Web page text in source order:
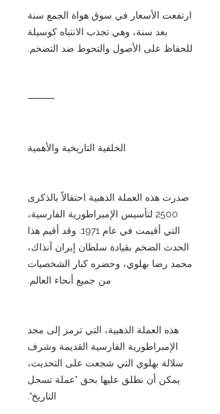
ارتفعت الأسعار في سوق هواة الجمع سنة
بعد سنة، وهي تجذب الانتباه كوسيلة
للحفاظ على الأصول والتحوط ضد التضخم.
⸻
الخلفية التاريخية والأهمية
صدرت هذه العملة الذهبية احتفالاً بالذكرى
2500 لتأسيس الإمبراطورية الفارسية،
التي أقيمت في عام 1971. وقد أقيم هذا
الحدث الضخم بقيادة سلطان إيران آنذاك،
محمد رضا بهلوي، وحضره كبار الشخصيات
من جميع أنحاء العالم.
هذه العملة الذهبية، التي ترمز إلى مجد
الإمبراطورية الفارسية القديمة وشرف
سلالة بهلوي التي شجعت على التحديث،
يمكن أن نطلق عليها بحق "عملة تسجل
التاريخ".